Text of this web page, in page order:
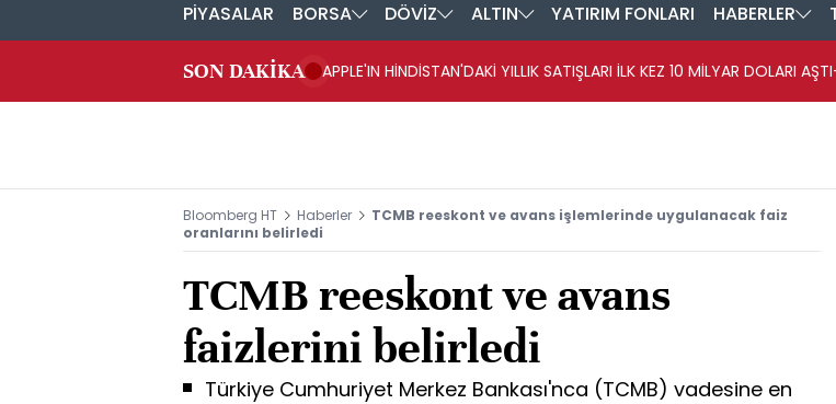
PİYASALAR BORSA DÖVİZ ALTIN YATIRIM FONLARI HABERLER
SON DAKİKA APPLE'IN HİNDİSTAN'DAKİ YILLIK SATIŞLARI İLK KEZ 10 MİLYAR DOLARI
Bloomberg HT Haberler
TCMB reeskont ve avans işlemlerinde uygulanacak faiz
oranlarını belirledi
TCMB reeskont ve avans
faizlerini belirledi
Türkiye Cumhuriyet Merkez Bankası'nca (TCMB) vadesine en